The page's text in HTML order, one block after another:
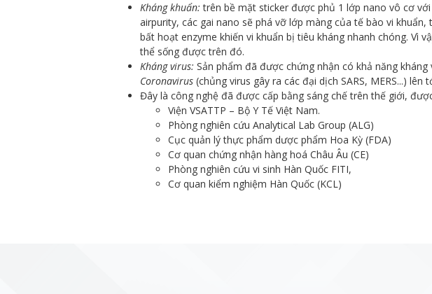
Kháng khuẩn: trên bề mặt sticker được phủ 1 lớp nano vô cơ
airpurity, các gai nano sẽ phá vỡ lớp màng của tế bào vi
bất hoạt enzyme khiến vi khuẩn bị tiêu kháng nhanh chóng. Vì
thể sống được trên đó.
Kháng virus: Sản phẩm đã được chứng nhận có khả năng
Coronavirus (chủng virus gây ra các đại dịch SARS, MERS...) lên
Đây là công nghệ đã được cấp bằng sáng chế trên thế giới,
Viện VSATTP – Bộ Y Tế Việt Nam.
Phòng nghiên cứu Analytical Lab Group (ALG)
Cục quản lý thực phẩm dược phẩm Hoa Kỳ (FDA)
Cơ quan chứng nhận hàng hoá Châu Âu (CE)
Phòng nghiên cứu vi sinh Hàn Quốc FITI,
Cơ quan kiểm nghiệm Hàn Quốc (KCL)